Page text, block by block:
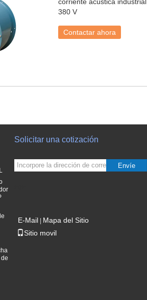
380 V
Contactar ahora
Solicitar una cotización
Envíe
E-Mail
Mapa del Sitio
Sitio movil